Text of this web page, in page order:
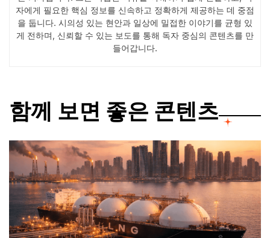
자에게 필요한 핵심 정보를 신속하고 정확하게 제공하는 데 중점
을 둡니다. 시의성 있는 현안과 일상에 밀접한 이야기를 균형 있
게 전하며, 신뢰할 수 있는 보도를 통해 독자 중심의 콘텐츠를 만
들어갑니다.
함께 보면 좋은 콘텐츠